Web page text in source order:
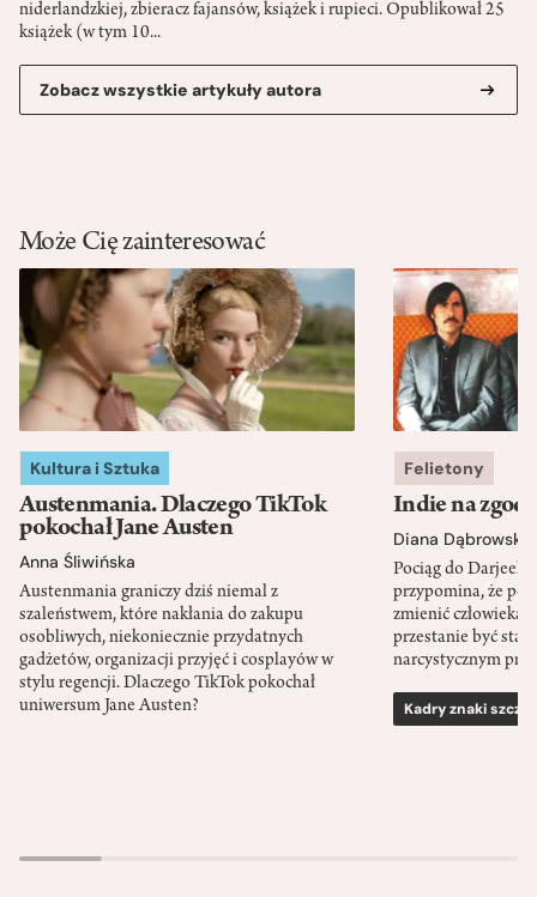
niderlandzkiej, zbieracz fajansów, książek i rupieci. Opublikował 25
książek (w tym 10...
Zobacz wszystkie artykuły autora
Może Cię zainteresować
Kultura i Sztuka
Austenmania. Dlaczego TikTok
pokochał Jane Austen
Anna Śliwińska
Austenmania graniczy dziś niemal z
szaleństwem, które nakłania do zakupu
osobliwych, niekoniecznie przydatnych
gadżetów, organizacji przyjęć i cosplayów w
stylu regencji. Dlaczego TikTok pokochał
uniwersum Jane Austen?
Felietony
Indie na
Diana Dąbrowska
Pociąg do
przypomina, że
zmienić człowieka
przestanie być
narcystycznym
Kadry znaki